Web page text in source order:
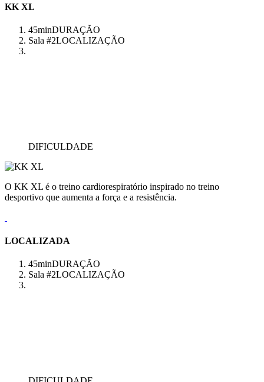
KK XL
45minDURAÇÃO
Sala #2LOCALIZAÇÃO
DIFICULDADE
O KK XL é o treino cardiorespiratório inspirado no treino
desportivo que aumenta a força e a resistência.
LOCALIZADA
45minDURAÇÃO
Sala #2LOCALIZAÇÃO